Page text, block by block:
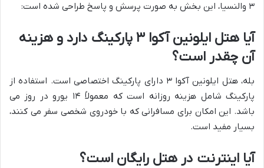
۳ والنسیا، این بخش به صورت پرسش و پاسخ طراحی شده است:
آیا هتل ایلونین آکوا ۳ پارکینگ دارد و هزینه
آن چقدر است؟
بله، هتل ایلونین آکوا ۳ دارای پارکینگ اختصاصی است. استفاده از
پارکینگ شامل هزینه روزانه است که معمولاً ۱۴ یورو در روز می
باشد. این امکان برای مسافرانی که با خودروی شخصی سفر می کنند،
بسیار مفید است.
آیا اینترنت در هتل رایگان است؟